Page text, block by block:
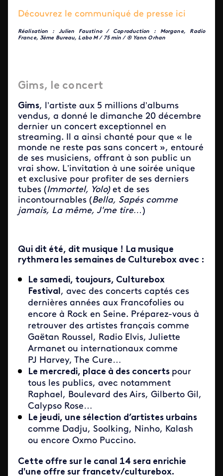
Découvrez le communiqué de presse ici
Réalisation : Julien Faustino / Coproduction : Morgane, Radio
France, 3ème Bureau, Labo M / 75 min / ® Yann Orhan
Gims, le concert
Gims, l’artiste aux 5 millions d’albums
vendus, a donné le dimanche 20 décembre
dernier un concert exceptionnel en
streaming. Il a ainsi chanté pour que « le
monde ne reste pas sans concert », entouré
de ses musiciens, offrant à son public un
vrai show. L’invitation à une soirée unique
et exclusive pour profiter de ses derniers
tubes (Immortel, Yolo)et de ses
incontournables (Bella, Sapés comme
jamais, La même, J'me tire…)
Qui dit été, dit musique ! La musique
rythmera les semaines de Culturebox avec :
Le samedi, toujours, Culturebox
Festival, avec des concerts captés ces
dernières années aux Francofolies ou
encore à Rock en Seine. Préparez-vous à
retrouver des artistes français comme
Gaëtan Roussel, Radio Elvis, Juliette
Armanet ou internationaux comme
PJ Harvey, The Cure…
Le mercredi, place à des concerts pour
tous les publics, avec notamment
Raphael, Boulevard des Airs, Gilberto Gil,
Calypso Rose…
Le jeudi, une sélection d’artistes urbains
comme Dadju, Soolking, Ninho, Kalash
ou encore Oxmo Puccino.
Cette offre sur le canal 14 sera enrichie
d'une offre sur francetv/culturebox.